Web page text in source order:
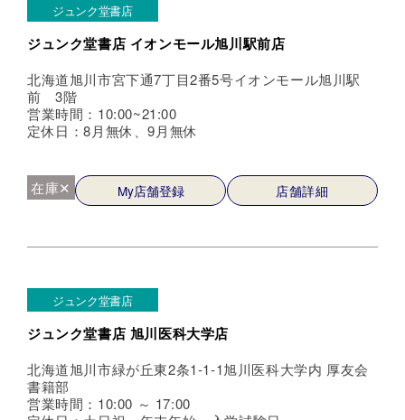
ジュンク堂書店
ジュンク堂書店 イオンモール旭川駅前店
北海道旭川市宮下通7丁目2番5号イオンモール旭川駅
前 3階
営業時間：10:00~21:00
定休日：8月無休、9月無休
在庫✕ My店舗登録 店舗詳細
ジュンク堂書店
ジュンク堂書店 旭川医科大学店
北海道旭川市緑が丘東2条1-1-1旭川医科大学内 厚友会
書籍部
営業時間：10:00 ～ 17:00